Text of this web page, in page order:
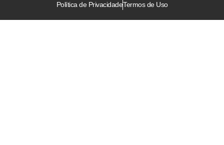
Política de PrivacidadeTermos de Uso